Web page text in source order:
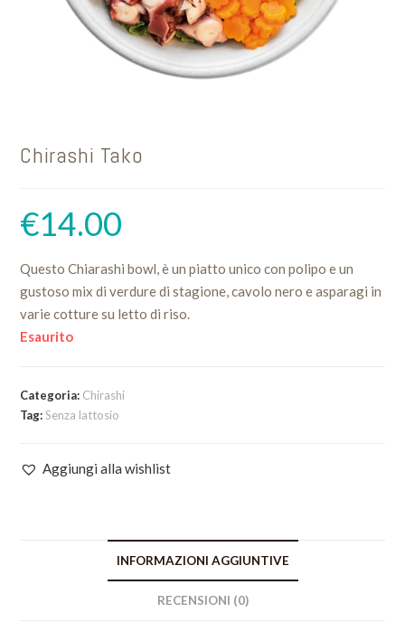
Chirashi Tako
€14.00
Questo Chiarashi bowl, è un piatto unico con polipo e un
gustoso mix di verdure di stagione, cavolo nero e asparagi in
varie cotture su letto di riso.
Esaurito
Categoria: Chirashi
Tag:Senza lattosio
Aggiungi alla wishlist
INFORMAZIONI AGGIUNTIVE
RECENSIONI (0)